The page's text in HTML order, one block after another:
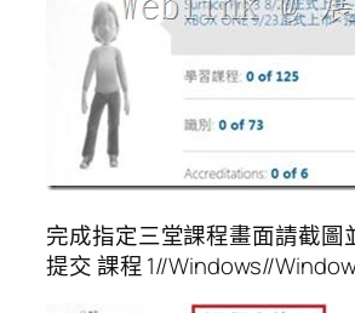
完成指定三堂課程畫面請截圖
提交 課程 1//Windows//